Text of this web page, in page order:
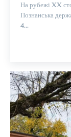
На рубежі XX
Познанська
4...